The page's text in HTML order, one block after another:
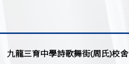
九龍三育中學詩歌舞街(周氏)校舍